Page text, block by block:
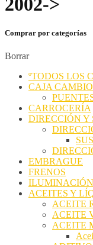
Comprar por categorías
Borrar
ºTODOS LOS
CAJA
CARROCERÍA
DIRECCIÓN Y
EMBRAGUE
FRENOS
ILUMINACIÓN
ACEITES Y
ACEITE
ACEITE
ACEITE